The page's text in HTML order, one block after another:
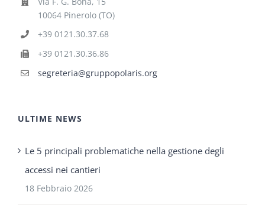
10064 Pinerolo (TO)
+39 0121.30.37.68
+39 0121.30.36.86
segreteria@gruppopolaris.org
ULTIME NEWS
Le 5 principali problematiche nella gestione degli
accessi nei cantieri
18 Febbraio 2026